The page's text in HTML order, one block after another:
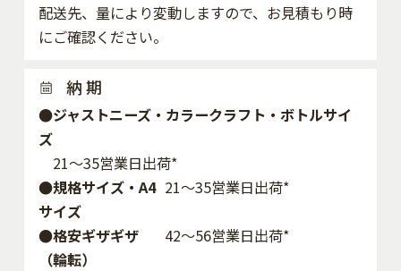
配送先、量により変動しますので、お見積もり時
にご確認ください。
納 期
●ジャストニーズ・カラークラフト・ボトルサイ
ズ
21～35営業日出荷*
●規格サイズ・A4
サイズ
21～35営業日出荷*
●格安ギザギザ
（輪転）
42〜56営業日出荷*